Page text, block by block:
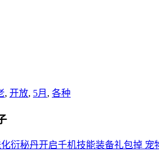
, 开放, 5月 , 各种
衍秘丹开启千机技能装备礼包掉 宠